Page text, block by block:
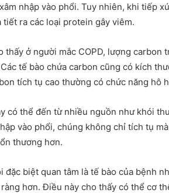
nhập vào phổi. Tuy nhiên, khi tiếp
ra các loại protein gây viêm.
thấy ở người mắc COPD, lượng carbon
tế bào chứa carbon cũng có kích
tích tụ cao thường có chức năng hô
có thể đến từ nhiều nguồn như khói
vào phổi, chúng không chỉ tích tụ
thương hơn.
đặc biệt quan tâm là tế bào của bệnh
hơn. Điều này cho thấy có thể cơ